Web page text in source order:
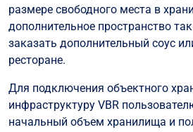
размере свободного места в
дополнительное пространство
заказать дополнительный соус
ресторане.
Для подключения объектного
инфраструктуру VBR
начальный объем хранилища и